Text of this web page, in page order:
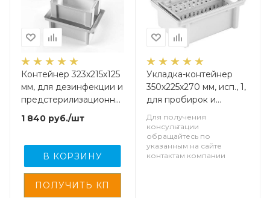
Контейнер 323х215х125
мм, для дезинфекции и
предстерилизационной
обработки (с
карманом),
1 840 руб./шт
В КОРЗИНУ
Укладка-контейнер
350х225х270 мм, исп., 1,
для пробирок и
малогабаритных мед.,
изделий, 1 шт
Для получения
консультации
обращайтесь по
указанным на сайте
контактам компании